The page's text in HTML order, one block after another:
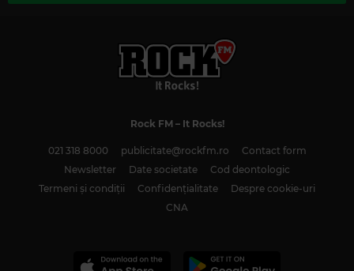
Rock FM– It Rocks!
021 318 8000 publicitate@rockfm.ro
Contact form
Newsletter
Date societate
Cod deontologic
Termeni și condiții
Confidențialitate
Despre cookie-uri
CNA